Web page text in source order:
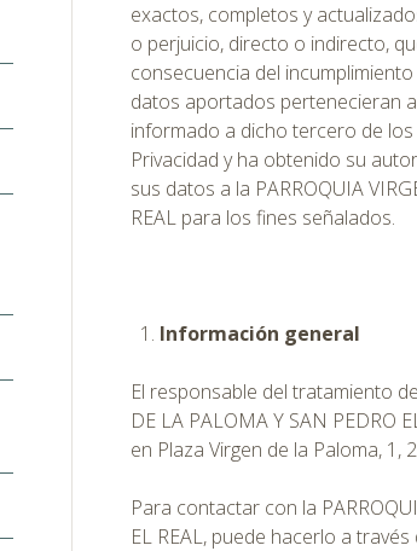
exactos, completos y
o perjuicio, directo o indirecto,
consecuencia del
datos aportados pertenecieran
informado a dicho tercero de
Privacidad y ha obtenido su
sus datos a la PARROQUIA
REAL para los fines señalados.
Información general
El responsable del tratamiento
DE LA PALOMA Y SAN PEDRO
en Plaza Virgen de la Paloma, 1,
Para contactar con la
EL REAL, puede hacerlo a